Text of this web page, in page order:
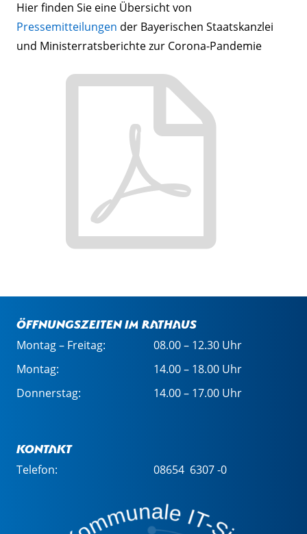
Hier finden Sie eine Übersicht von
Pressemitteilungen der Bayerischen Staatskanzlei
und Ministerratsberichte zur Corona-Pandemie
Öffnungszeiten im Rathaus
Montag – Freitag:
08.00 – 12.30 Uhr
Montag:
14.00 – 18.00 Uhr
Donnerstag:
14.00 – 17.00 Uhr
Kontakt
Telefon: 08654 6307 -0